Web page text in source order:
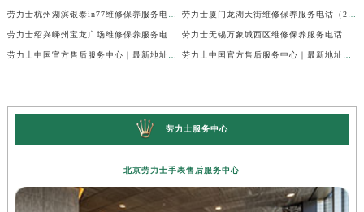
劳力士服务中心
北京劳力士手表售后服务中心